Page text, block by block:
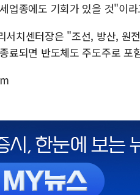
업종에도 기회가 있을 것"이
서치센터장은 "조선, 방산, 원
료되면 반도체도 주도주로 포